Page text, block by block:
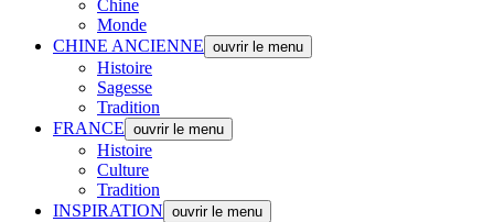
Chine
Monde
CHINE ANCIENNE ouvrir le menu
Histoire
Sagesse
Tradition
FRANCE ouvrir le menu
Histoire
Culture
Tradition
INSPIRATION ouvrir le menu